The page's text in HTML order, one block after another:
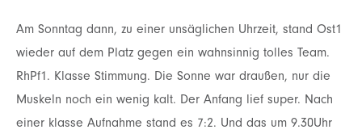
Am Sonntag dann, zu einer unsäglichen Uhrzeit, stand Ost1
wieder auf dem Platz gegen ein wahnsinnig tolles Team.
RhPf1. Klasse Stimmung. Die Sonne war draußen, nur die
Muskeln noch ein wenig kalt. Der Anfang lief super. Nach
einer klasse Aufnahme stand es 7:2. Und das um 9.30Uhr